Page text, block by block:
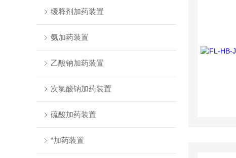
缓释剂加药装置
氨加药装置
乙酸钠加药装置
次氯酸钠加药装置
硫酸加药装置
*加药装置